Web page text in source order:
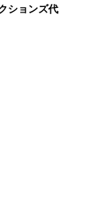
ションズ代